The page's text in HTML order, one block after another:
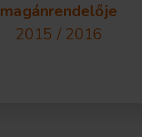
magánrendelője
2015 / 2016